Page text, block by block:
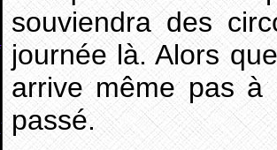
souviendra des
journée là. Alors
arrive même pas à
passé.